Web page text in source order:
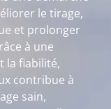
le tirage,
et prolonger
à une
la fiabilité,
contribue à
sain,